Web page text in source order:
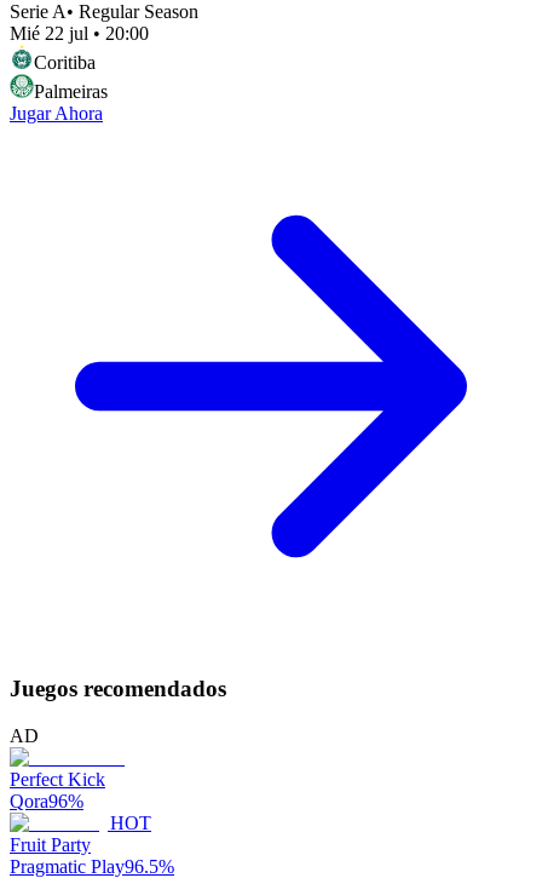
Serie A• Regular Season
Mié 22 jul • 20:00
Coritiba
Palmeiras
Jugar Ahora
Juegos recomendados
AD
Perfect Kick
Qora96%
HOT
Fruit Party
Pragmatic Play96.5%